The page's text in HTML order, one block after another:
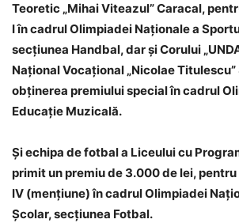
Teoretic „Mihai Viteazul” Caracal,
I în cadrul Olimpiadei Naţionale a
secţiunea Handbal, dar și Corului
Naţional Vocaţional „Nicolae
obţinerea premiului special în cadrul
Educaţie Muzicală.
Şi echipa de fotbal a Liceului cu
primit un premiu de 3.000 de lei,
IV (menţiune) în cadrul Olimpiadei
Şcolar, secţiunea Fotbal.